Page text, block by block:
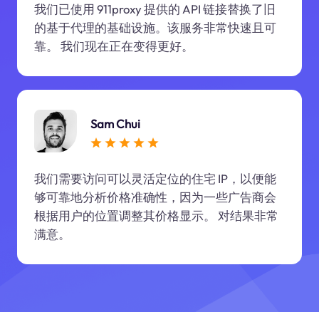
我们已使用 911proxy 提供的 API 链接替换了旧
的基于代理的基础设施。该服务非常快速且可
靠。 我们现在正在变得更好。
Sam Chui
我们需要访问可以灵活定位的住宅 IP，以便能
够可靠地分析价格准确性，因为一些广告商会
根据用户的位置调整其价格显示。 对结果非常
满意。